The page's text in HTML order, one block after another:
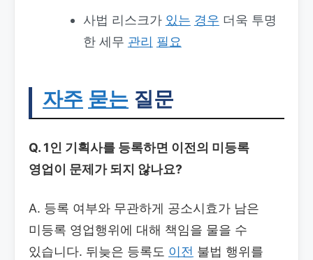
사법 리스크가 있는 경우 더욱 투명
한 세무 관리 필요
자주 묻는 질문
Q. 1인 기획사를 등록하면 이전의 미등록
영업이 문제가 되지 않나요?
A. 등록 여부와 무관하게 공소시효가 남은
미등록 영업행위에 대해 책임을 물을 수
있습니다. 뒤늦은 등록도 이전 불법 행위를